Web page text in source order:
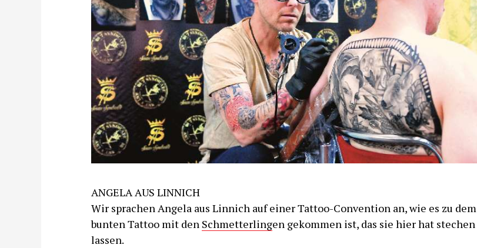
ANGELA AUS LINNICH
Wir sprachen Angela aus Linnich auf einer Tattoo-Convention an, wie es zu dem
bunten Tattoo mit den Schmetterlingen gekommen ist, das sie hier hat stechen
lassen.